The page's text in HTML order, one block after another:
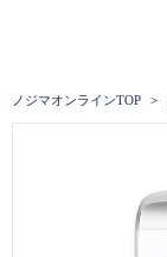
ノジマオンラインTOP